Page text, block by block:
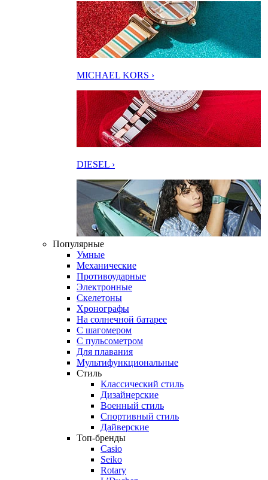
MICHAEL KORS ›
DIESEL ›
Популярные
Умные
Механические
Противоударные
Электронные
Скелетоны
Хронографы
На солнечной батарее
С шагомером
С пульсометром
Для плавания
Мультифункциональные
Стиль
Классический стиль
Дизайнерские
Военный стиль
Спортивный стиль
Дайверские
Топ-бренды
Casio
Seiko
Rotary